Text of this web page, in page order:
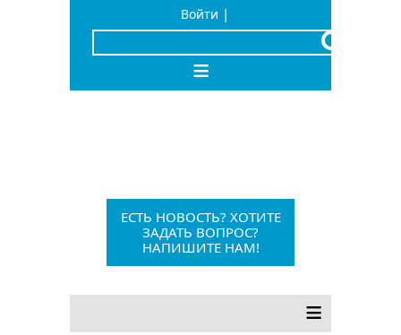
Войти |
x
≡
ЕСТЬ НОВОСТЬ? ХОТИТЕ
ЗАДАТЬ ВОПРОС?
НАПИШИТЕ НАМ!
12+
≡